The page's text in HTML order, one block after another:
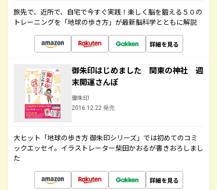
旅先で、近所で、自宅で今すぐ実践！楽しく脳を鍛える５０の
トレーニングを「地球の歩き方」が最新脳科学とともに解説
詳細を見る
御朱印はじめました 関東の神社 週
末開運さんぽ
御朱印
2016.12.22 発売
大ヒット「地球の歩き方 御朱印シリーズ」では初めてのコミ
ックエッセイ。イラストレーター柴田かおるが書きおろしまし
た
詳細を見る